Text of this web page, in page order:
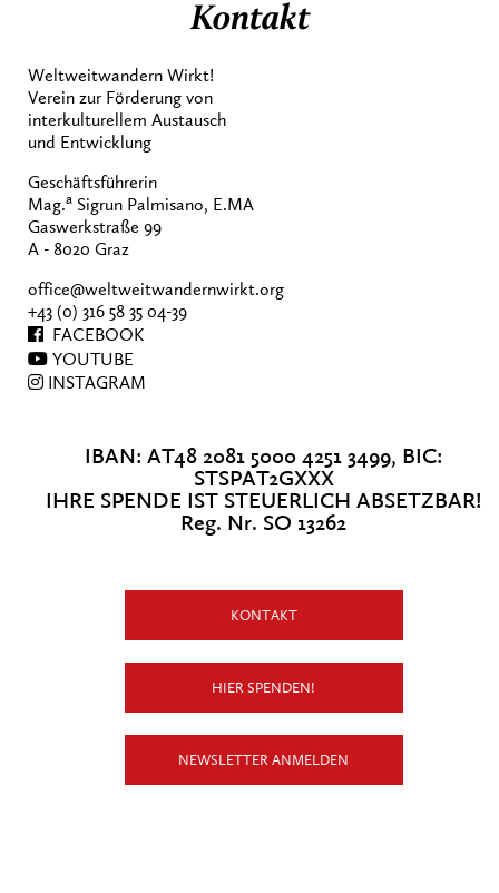
Kontakt
Weltweitwandern Wirkt!
Verein zur Förderung von
interkulturellem Austausch
und Entwicklung
Geschäftsführerin
Mag.a Sigrun Palmisano, E.MA
Gaswerkstraße 99
A - 8020 Graz
office@weltweitwandernwirkt.org
+43 (0) 316 58 35 04-39
FACEBOOK
YOUTUBE
INSTAGRAM
IBAN: AT48 2081 5000 4251 3499, BIC:
STSPAT2GXXX
IHRE SPENDE IST STEUERLICH ABSETZBAR!
Reg. Nr. SO 13262
KONTAKT
HIER SPENDEN!
NEWSLETTER ANMELDEN